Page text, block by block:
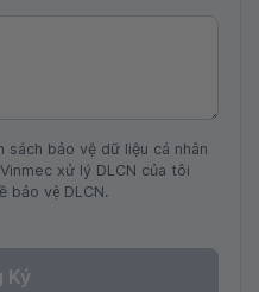
sách bảo vệ dữ liệu cá nhân
xử lý DLCN của tôi
bảo vệ DLCN.
Ký